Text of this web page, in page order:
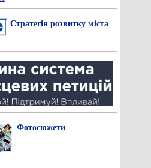
Стратегія розвитку міста
Фотосюжети